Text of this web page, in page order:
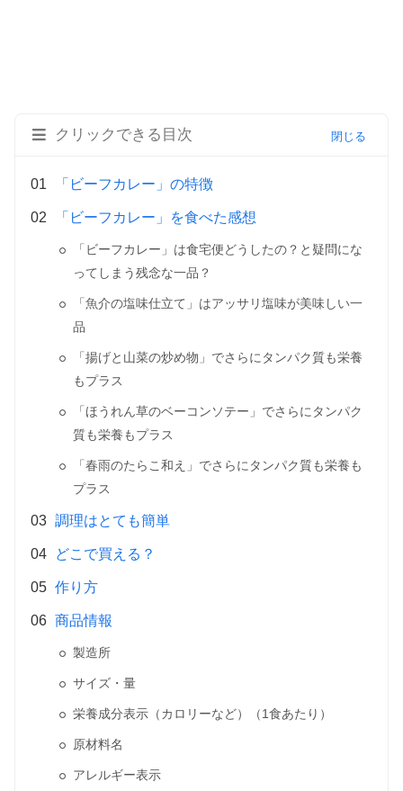
クリックできる目次
「ビーフカレー」の特徴
「ビーフカレー」を食べた感想
「ビーフカレー」は食宅便どうしたの？と疑問にな
ってしまう残念な一品？
「魚介の塩味仕立て」はアッサリ塩味が美味しい一
品
「揚げと山菜の炒め物」でさらにタンパク質も栄養
もプラス
「ほうれん草のベーコンソテー」でさらにタンパク
質も栄養もプラス
「春雨のたらこ和え」でさらにタンパク質も栄養も
プラス
調理はとても簡単
どこで買える？
作り方
商品情報
製造所
サイズ・量
栄養成分表示（カロリーなど）（1食あたり）
原材料名
アレルギー表示